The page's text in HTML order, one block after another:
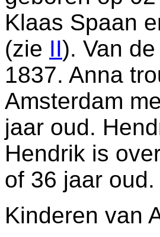
Klaas Spaan
(zie II). Van
1837. Anna
Amsterdam
jaar oud.
Hendrik is
of 36 jaar oud.
Kinderen van